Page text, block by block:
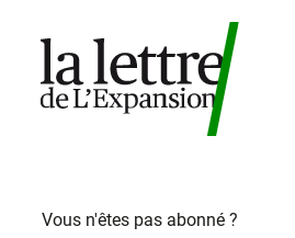
Vous n'êtes pas abonné ?